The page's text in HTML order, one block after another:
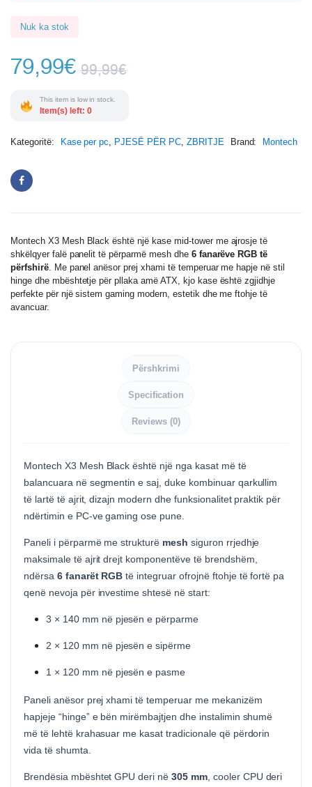
Nuk ka stok
99,99€
79,99€
This item is low in stock.
Item(s) left: 0
Kategoritë: Kase per pc, PJESË PËR PC, ZBRITJE Brand: Montech
Montech X3 Mesh Black është një kase mid-tower me ajrosje të
shkëlqyer falë panelit të përparmë mesh dhe 6 fanarëve RGB të
përfshirë. Me panel anësor prej xhami të temperuar me hapje në stil
hinge dhe mbështetje për pllaka amë ATX, kjo kase është zgjidhje
perfekte për një sistem gaming modern, estetik dhe me ftohje të
avancuar.
Përshkrimi
Specification
Reviews (0)
Montech X3 Mesh Black është një nga kasat më të
balancuara në segmentin e saj, duke kombinuar qarkullim
të lartë të ajrit, dizajn modern dhe funksionalitet praktik për
ndërtimin e PC-ve gaming ose pune.
Paneli i përparmë me strukturë mesh siguron rrjedhje
maksimale të ajrit drejt komponentëve të brendshëm,
ndërsa 6 fanarët RGB të integruar ofrojnë ftohje të fortë pa
qenë nevoja për investime shtesë në start:
3 × 140 mm në pjesën e përparme
2 × 120 mm në pjesën e sipërme
1 × 120 mm në pjesën e pasme
Paneli anësor prej xhami të temperuar me mekanizëm
hapjeje “hinge” e bën mirëmbajtjen dhe instalimin shumë
më të lehtë krahasuar me kasat tradicionale që përdorin
vida të shumta.
Brendësia mbështet GPU deri në305 mm, cooler CPU deri